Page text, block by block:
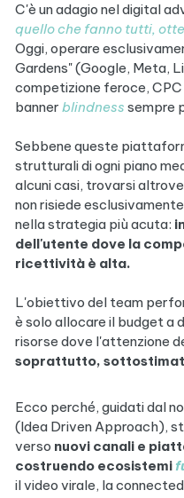
C'è un adagio nel digital
quello che fanno tutti,
Oggi, operare
Gardens" (Google, Meta,
competizione feroce,
banner blindness sempre
Sebbene queste
strutturali di ogni piano
alcuni casi, trovarsi
non risiede
nella strategia più acuta:
dell'utente dove la
ricettività è alta.
L'obiettivo del team
è solo allocare il budget a
risorse dove l'attenzione
soprattutto,
Ecco perché, guidati dal
(Idea Driven Approach),
verso nuovi canali e
costruendo ecosistemi
il video virale, la